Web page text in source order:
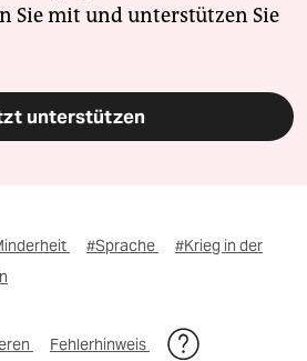
Sie mit und unterstützen Sie
unterstützen
#Sprache
#Krieg in der
Fehlerhinweis